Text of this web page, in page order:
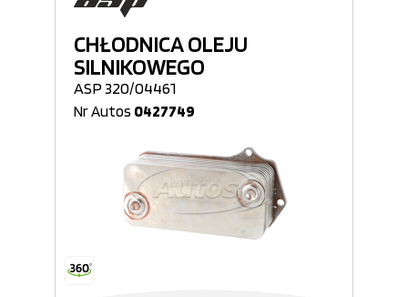
CHŁODNICA OLEJU
SILNIKOWEGO
ASP 320/04461
Nr Autos 0427749